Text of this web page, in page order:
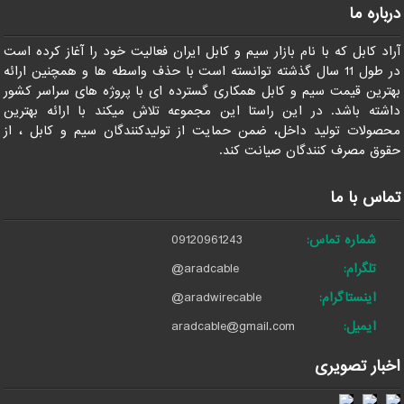
درباره ما
آراد کابل که با نام بازار سیم و کابل ایران فعالیت خود را آغاز کرده است
در طول 11 سال گذشته توانسته است با حذف واسطه ها و همچنین ارائه
بهترین قیمت سیم و کابل همکاری گسترده ای با پروژه های سراسر کشور
داشته باشد. در این راستا این مجموعه تلاش میکند با ارائه بهترین
محصولات تولید داخل، ضمن حمایت از تولیدکنندگان سیم و کابل ، از
حقوق مصرف کنندگان صیانت کند.
تماس با ما
شماره تماس:
09120961243
تلگرام:
@aradcable
اینستاگرام:
@aradwirecable
ایمیل:
aradcable@gmail.com
اخبار تصویری